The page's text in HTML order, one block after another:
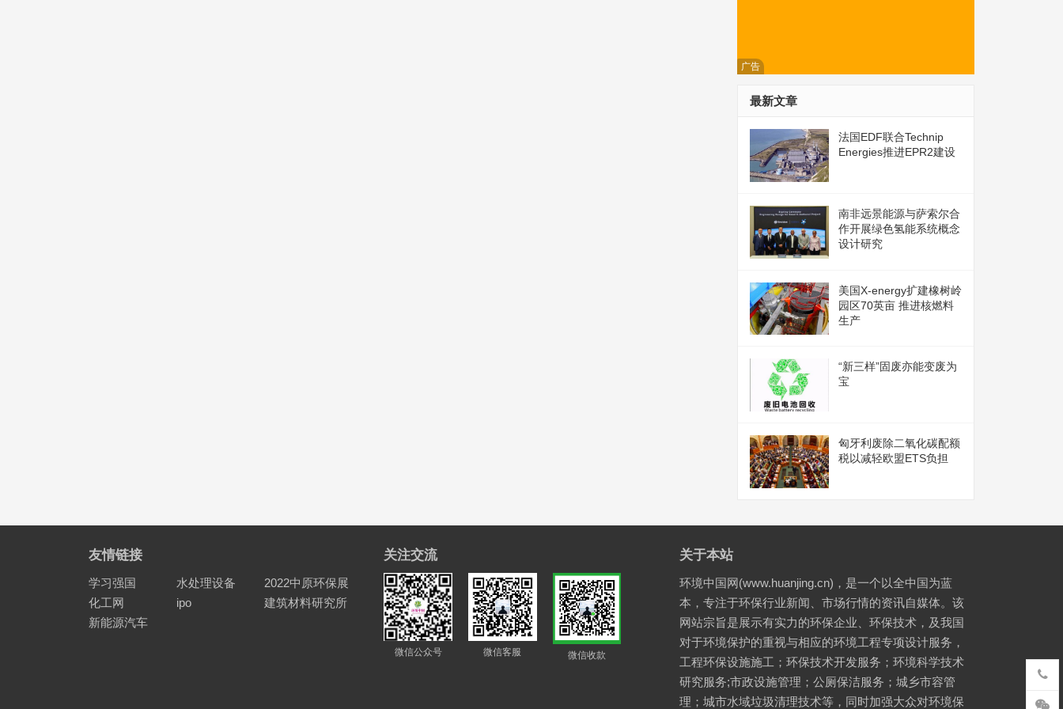
广告
最新文章
法国EDF联合Technip
Energies推进EPR2建设
南非远景能源与萨索尔合
作开展绿色氢能系统概念
设计研究
美国X-energy扩建橡树岭
园区70英亩 推进核燃料
生产
“新三样”固废亦能变废为
宝
匈牙利废除二氧化碳配额
税以减轻欧盟ETS负担
友情链接
学习强国 水处理设备
2022中原环保展
化工网
ipo
建筑材料研究所
新能源汽车
关注交流
微信公众号 微信客服 微信收款
关于本站
环境中国网(www.huanjing.cn)，是一个以全中国为蓝
本，专注于环保行业新闻、市场行情的资讯自媒体。该
网站宗旨是展示有实力的环保企业、环保技术，及我国
对于环境保护的重视与相应的环境工程专项设计服务，
工程环保设施施工；环保技术开发服务；环境科学技术
研究服务;市政设施管理；公厕保洁服务；城乡市容管
理；城市水域垃圾清理技术等，同时加强大众对环境保